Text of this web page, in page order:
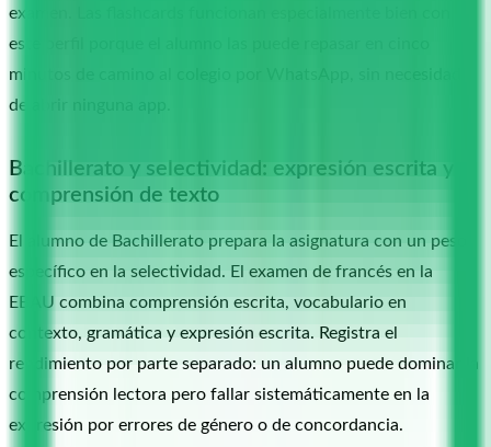
examen. Las flashcards funcionan especialmente bien con
este perfil porque el alumno las puede repasar en cinco
minutos de camino al colegio por WhatsApp, sin necesidad
de abrir ninguna app.
Bachillerato y selectividad: expresión escrita y
comprensión de texto
El alumno de Bachillerato prepara la asignatura con un peso
específico en la selectividad. El examen de francés en la
EBAU combina comprensión escrita, vocabulario en
contexto, gramática y expresión escrita. Registra el
rendimiento por parte separado: un alumno puede dominar la
comprensión lectora pero fallar sistemáticamente en la
expresión por errores de género o de concordancia.